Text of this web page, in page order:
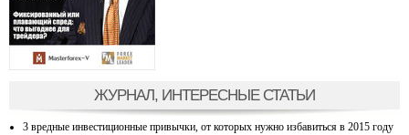
ЖУРНАЛ, ИНТЕРЕСНЫЕ СТАТЬИ
3 вредные инвестиционные привычки, от которых нужно избавиться в 2015 году